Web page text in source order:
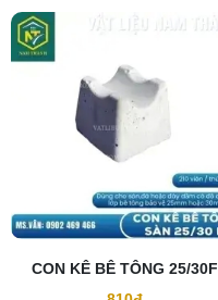
CON KÊ BÊ TÔNG 25/30F